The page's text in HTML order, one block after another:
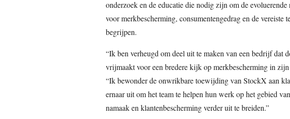
onderzoek en de educatie die nodig zijn om de
voor merkbescherming, consumentengedrag en de vereiste
begrijpen.
“Ik ben verheugd om deel uit te maken van een bedrijf dat
vrijmaakt voor een bredere kijk op merkbescherming in
“Ik bewonder de onwrikbare toewijding van StockX aan
ernaar uit om het team te helpen hun werk op het gebied
namaak en klantenbescherming verder uit te breiden.”